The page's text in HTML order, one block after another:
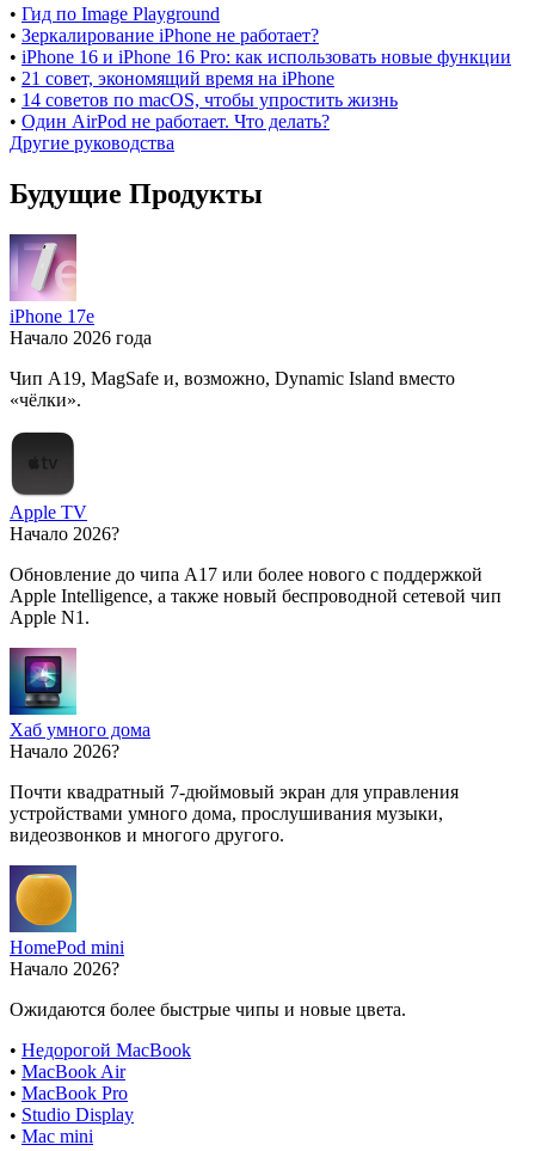
• Гид по Image Playground
• Зеркалирование iPhone не работает?
• iPhone 16 и iPhone 16 Pro: как использовать новые функции
• 21 совет, экономящий время на iPhone
• 14 советов по macOS, чтобы упростить жизнь
• Один AirPod не работает. Что делать?
Другие руководства
Будущие Продукты
iPhone 17e
Начало 2026 года
Чип A19, MagSafe и, возможно, Dynamic Island вместо
«чёлки».
Apple TV
Начало 2026?
Обновление до чипа A17 или более нового с поддержкой
Apple Intelligence, а также новый беспроводной сетевой чип
Apple N1.
Хаб умного дома
Начало 2026?
Почти квадратный 7-дюймовый экран для управления
устройствами умного дома, прослушивания музыки,
видеозвонков и многого другого.
HomePod mini
Начало 2026?
Ожидаются более быстрые чипы и новые цвета.
• Недорогой MacBook
• MacBook Air
• MacBook Pro
• Studio Display
• Mac mini